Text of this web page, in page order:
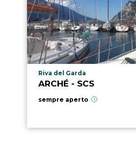
Località punto di interesse
Riva del Garda
ARCHÉ - SCS
sempre aperto